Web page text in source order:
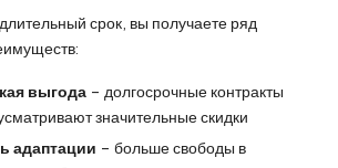
срок, вы получаете ряд
выгода – долгосрочные контракты
значительные скидки
адаптации – больше свободы в